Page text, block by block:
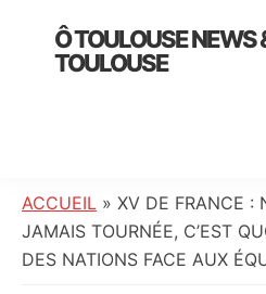
primary
Ô TOULOUSE NEWS
TOULOUSE
:
info
locale,
ACCUEIL » XV DE FRANCE :
JAMAIS TOURNÉE, C’EST
DES NATIONS FACE AUX